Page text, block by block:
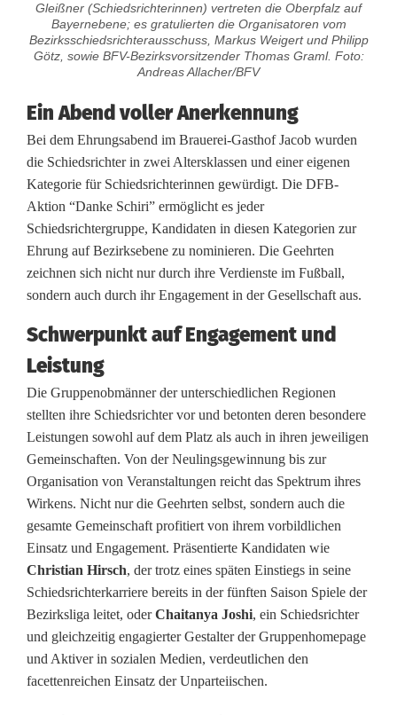
c
t
e
r
f
ü
r
n
g
a
g
e
m
e
n
t
u
n
Gleißner (Schiedsrichterinnen) vertreten die Oberpfalz auf
Bayernebene; es gratulierten die Organisatoren vom
Bezirksschiedsrichterausschuss, Markus Weigert und Philipp
Götz, sowie BFV-Bezirksvorsitzender Thomas Graml. Foto:
Andreas Allacher/BFV
Ein Abend voller Anerkennung
Bei dem Ehrungsabend im Brauerei-Gasthof Jacob wurden
die Schiedsrichter in zwei Altersklassen und einer eigenen
Kategorie für Schiedsrichterinnen gewürdigt. Die DFB-
Aktion “Danke Schiri” ermöglicht es jeder
Schiedsrichtergruppe, Kandidaten in diesen Kategorien zur
Ehrung auf Bezirksebene zu nominieren. Die Geehrten
zeichnen sich nicht nur durch ihre Verdienste im Fußball,
sondern auch durch ihr Engagement in der Gesellschaft aus.
Schwerpunkt auf Engagement und
Leistung
Die Gruppenobmänner der unterschiedlichen Regionen
stellten ihre Schiedsrichter vor und betonten deren besondere
Leistungen sowohl auf dem Platz als auch in ihren jeweiligen
Gemeinschaften. Von der Neulingsgewinnung bis zur
Organisation von Veranstaltungen reicht das Spektrum ihres
Wirkens. Nicht nur die Geehrten selbst, sondern auch die
gesamte Gemeinschaft profitiert von ihrem vorbildlichen
Einsatz und Engagement. Präsentierte Kandidaten wie
Christian Hirsch, der trotz eines späten Einstiegs in seine
Schiedsrichterkarriere bereits in der fünften Saison Spiele der
Bezirksliga leitet, oderChaitanya Joshi, ein Schiedsrichter
und gleichzeitig engagierter Gestalter der Gruppenhomepage
und Aktiver in sozialen Medien, verdeutlichen den
facettenreichen Einsatz der Unparteiischen.